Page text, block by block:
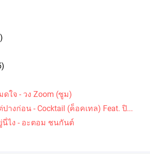
ใจ - วง Zoom (ซูม)
างก่อน - Cocktail (ค็อคเทล) Feat. ปิ...
นี่ไง - อะตอม ชนกันต์